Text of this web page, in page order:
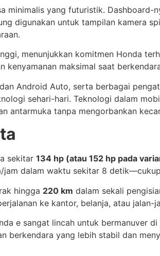
minimalis yang futuristik. Dashboard-
digunakan untuk tampilan kamera
menunjukkan komitmen Honda
kenyamanan maksimal saat
Android Auto, serta berbagai
sehari-hari. Teknologi dalam
antarmuka tanpa mengorbankan
sekitar 134 hp (atau 152 hp pada
jam dalam waktu sekitar 8
hingga 220 km dalam sekali
ke kantor, belanja, atau jalan-
e sangat lincah untuk bermanuver
berkendara yang lebih stabil dan